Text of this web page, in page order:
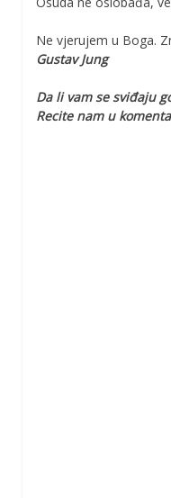
Ne vjerujem u Boga.
Gustav Jung
Da li vam se sviđaju
Recite nam u